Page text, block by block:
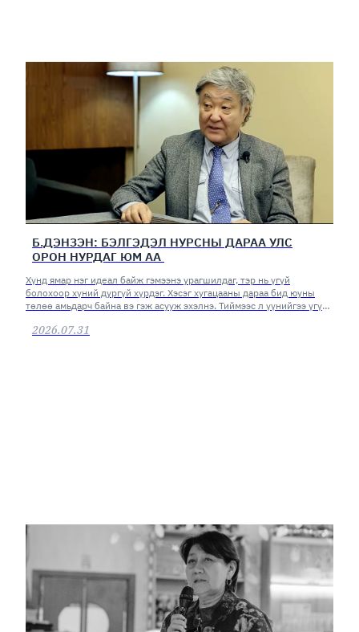
Б.ДЭНЗЭН: БЭЛГЭДЭЛ НУРСНЫ ДАРАА УЛС
ОРОН НУРДАГ ЮМ АА
Хүнд ямар нэг идеал байж гэмээнэ урагшилдаг, тэр нь үгүй
болохоор хүний дургүй хүрдэг. Хэсэг хугацааны дараа бид юуны
төлөө амьдарч байна вэ гэж асууж эхэлнэ. Тиймээс л үүнийгээ үгүй
2026.07.31